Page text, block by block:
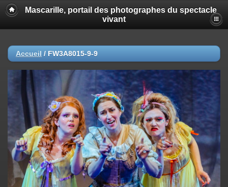
Mascarille, portail des photographes du spectacle
vivant
Accueil / FW3A8015-9-9